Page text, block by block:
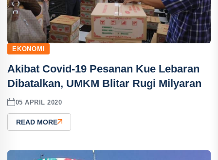
EKONOMI
Akibat Covid-19 Pesanan Kue Lebaran
Dibatalkan, UMKM Blitar Rugi Milyaran
05 APRIL 2020
READ MORE